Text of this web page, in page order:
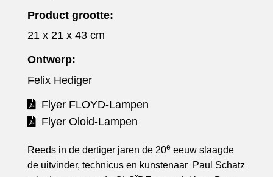
Product grootte:
21 x 21 x 43 cm
Ontwerp:
Felix Hediger
Flyer FLOYD-Lampen
Flyer Oloid-Lampen
Reeds in de dertiger jaren de 20e eeuw slaagde
de uitvinder, technicus en kunstenaar Paul Schatz